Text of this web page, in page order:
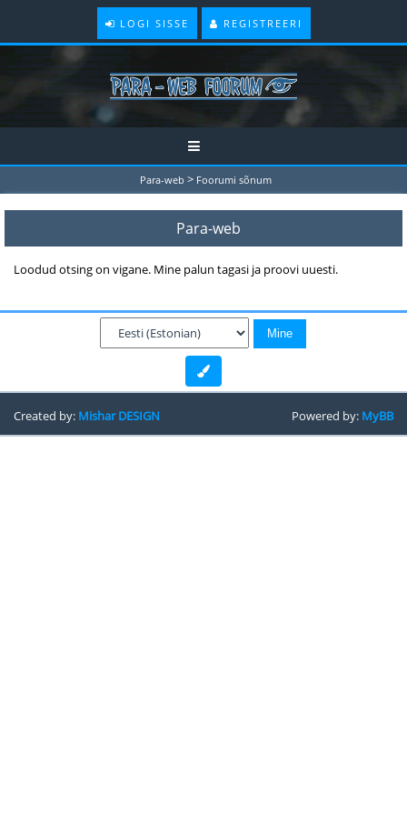
LOGI SISSE REGISTREERI
Para-web > Foorumi sõnum
Para-web
Loodud otsing on vigane. Mine palun tagasi ja proovi uuesti.
Created by: Mishar DESIGN Powered by: MyBB